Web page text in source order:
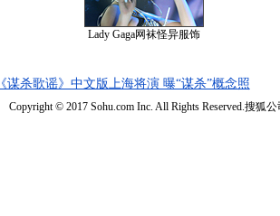
Lady Gaga网袜怪异服饰
《谋杀歌谣》中文版上海将演 曝“谋杀”概念照
Copyright © 2017 Sohu.com Inc. All Rights Reserved.搜狐